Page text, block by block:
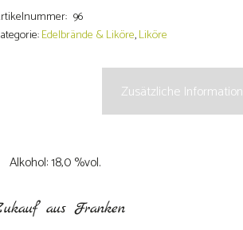
96
Edelbrände & Liköre,Liköre
Zusätzliche Information
Alkohol: 18,0 %vol.
aus Franken